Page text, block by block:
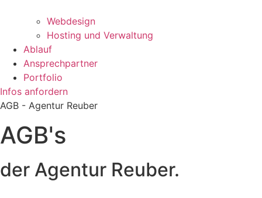
Webdesign
Hosting und Verwaltung
Ablauf
Ansprechpartner
Portfolio
Infos anfordern
AGB - Agentur Reuber
AGB's
der Agentur Reuber.